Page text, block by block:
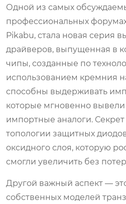
Одной из самых
профессиональных
Pikabu, стала новая серия
драйверов, выпущенная в
чипы, созданные по
использованием кремния
способны выдерживать
которые мгновенно вывели
импортные аналоги. Секрет
топологии защитных
оксидного слоя, которую
смогли увеличить без
Другой важный аспект —
собственных моделей